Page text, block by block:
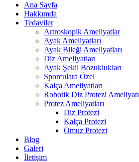
Ana Sayfa
Hakkımda
Tedaviler
Artroskopik Ameliyatlar
Ayak Ameliyatları
Ayak Bileği Ameliyatları
Diz Ameliyatları
Ayak Şekil Bozuklukları
Sporculara Özel
Kalça Ameliyatları
Robotik Diz Protezi Ameliyatı
Protez Ameliyatları
Diz Protezi
Kalça Protezi
Omuz Protezi
Blog
Galeri
İletişim